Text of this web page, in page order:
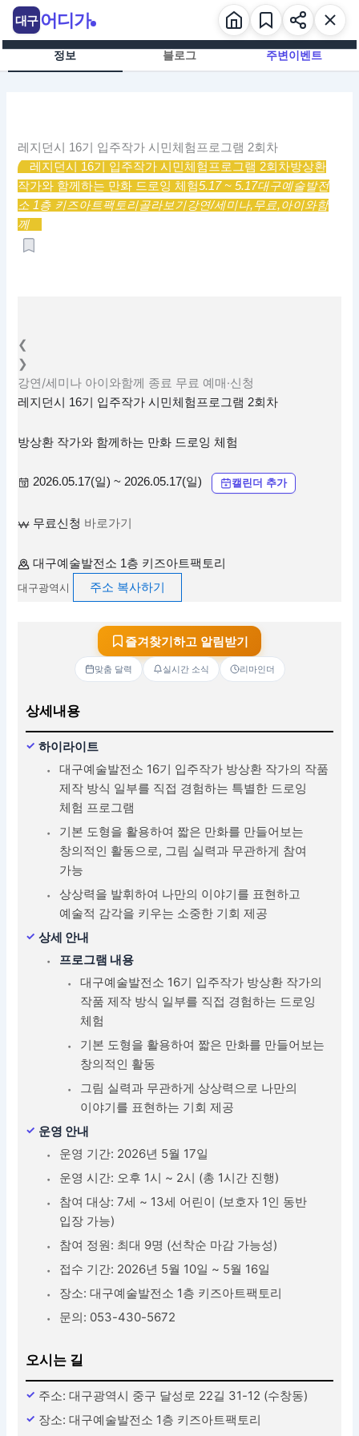
츠
정보 블로그 주변이벤트
레지던시 16기 입주작가 시민체험프로그램 2회차
레지던시 16기 입주작가 시민체험프로그램 2회차방상환
작가와 함께하는 만화 드로잉 체험5.17 ~ 5.17대구예술발전
소 1층 키즈아트팩토리골라보기강연/세미나,무료,아이와함
께
❮
❯
강연/세미나 아이와함께 종료 무료 예매·신청
레지던시 16기 입주작가 시민체험프로그램 2회차
방상환 작가와 함께하는 만화 드로잉 체험
2026.05.17(일) ~ 2026.05.17(일) 캘린더 추가
무료신청 바로가기
대구예술발전소 1층 키즈아트팩토리
대구광역시 주소 복사하기
즐겨찾기하고 알림받기
맞춤 달력 실시간 소식 리마인더
상세내용
하이라이트
대구예술발전소 16기 입주작가 방상환 작가의 작품
제작 방식 일부를 직접 경험하는 특별한 드로잉
체험 프로그램
기본 도형을 활용하여 짧은 만화를 만들어보는
창의적인 활동으로, 그림 실력과 무관하게 참여
가능
상상력을 발휘하여 나만의 이야기를 표현하고
예술적 감각을 키우는 소중한 기회 제공
상세 안내
프로그램 내용
대구예술발전소 16기 입주작가 방상환 작가의
작품 제작 방식 일부를 직접 경험하는 드로잉
체험
기본 도형을 활용하여 짧은 만화를 만들어보는
창의적인 활동
그림 실력과 무관하게 상상력으로 나만의
이야기를 표현하는 기회 제공
운영 안내
운영 기간: 2026년 5월 17일
운영 시간: 오후 1시 ~ 2시 (총 1시간 진행)
참여 대상: 7세 ~ 13세 어린이 (보호자 1인 동반
입장 가능)
참여 정원: 최대 9명 (선착순 마감 가능성)
접수 기간: 2026년 5월 10일 ~ 5월 16일
장소: 대구예술발전소 1층 키즈아트팩토리
문의: 053-430-5672
오시는 길
주소: 대구광역시 중구 달성로 22길 31-12 (수창동)
장소: 대구예술발전소 1층 키즈아트팩토리
대구 어디가